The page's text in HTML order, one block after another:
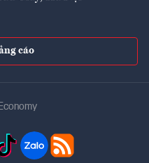
cáo